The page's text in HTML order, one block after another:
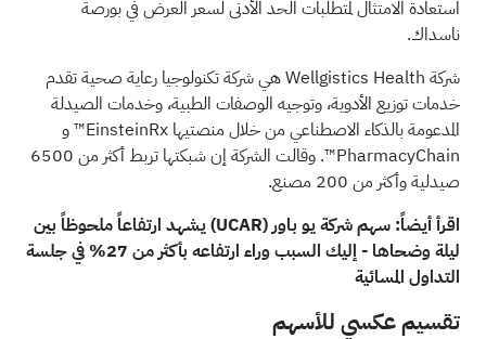
استعادة الامتثال لمتطلبات الحد الأدنى لسعر العرض في بورصة
ناسداك.
شركة Wellgistics Health هي شركة تكنولوجيا رعاية صحية تقدم
خدمات توزيع الأدوية، وتوجيه الوصفات الطبية، وخدمات الصيدلة
المدعومة بالذكاء الاصطناعي من خلال منصتيها EinsteinRx™ و
PharmacyChain™. وقالت الشركة إن شبكتها تربط أكثر من 6500
صيدلية وأكثر من 200 مصنع.
اقرأ أيضاً: سهم شركة يو باور(UCAR)يشهد ارتفاعاً ملحوظاً بين
ليلة وضحاها - إليك السبب وراء ارتفاعه بأكثر من 27% في جلسة
التداول المسائية
تقسيم عكسي للأسهم